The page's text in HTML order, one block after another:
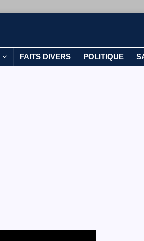
FAITS DIVERS POLITIQUE